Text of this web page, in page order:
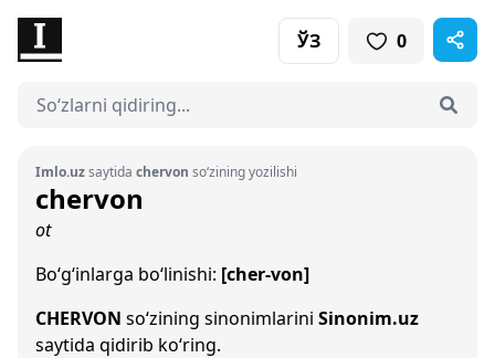
ЎЗ 0
Imlo.uzsaytida chervon so‘zining yozilishi
chervon
ot
Bo‘g‘inlarga bo‘linishi: [cher-von]
CHERVON so‘zining sinonimlarini Sinonim.uz
saytida qidirib ko‘ring.